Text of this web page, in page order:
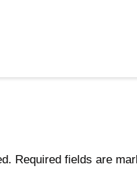
Required fields are